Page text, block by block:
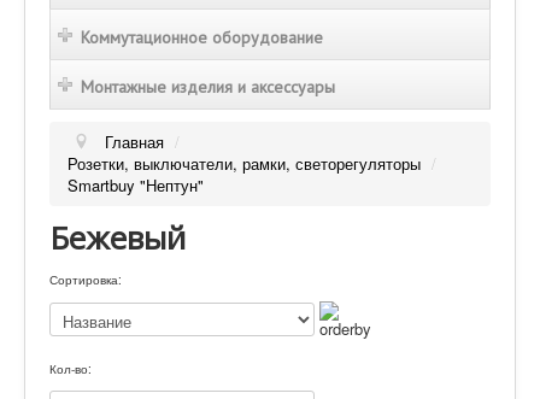
Коммутационное оборудование
Монтажные изделия и аксессуары
Главная /
Розетки, выключатели, рамки, светорегуляторы /
Smartbuy "Нептун"
Бежевый
Сортировка:
Кол-во: